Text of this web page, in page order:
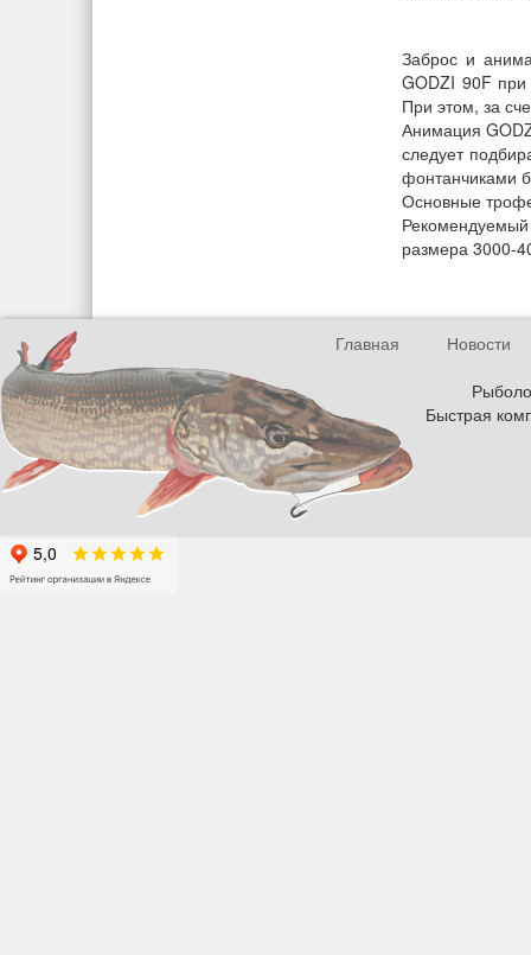
Заброс и
GODZI 90F при
При этом, за
Анимация
следует
фонтанчиками
Основные
размера 3000-
Главная
Новости
Быстрая